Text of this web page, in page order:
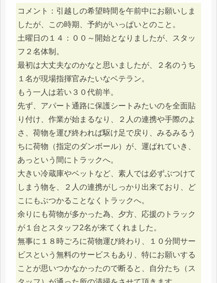
コメント：引越しの希望時間を午前中にお願いしま
したが、この時期、予約がいっぱいとのこと。
土曜日の１４：００～開始となりましたが、スタッ
フ２名体制。
最初は大丈夫なのかなと思いましたが、２名のうち
１名が現場指揮官みたいなベテラン。
もう一人は若い３０代前半。
先ず、アパート通路に保護シートみたいのを全面貼
り付け、作業が始まるなり、２人の連携や手際のよ
さ、荷物を運び終われば駆け足で戻り、みるみるう
ちに荷物（指定のダンボール）が、運ばれていき、
あっという間にトラックへ。
大きい冷蔵庫やベットなど、素人では必ずぶつけて
しまう物を、２人の連携がしっかり出来ており、ど
こにもぶつかることなくトラックへ。
余りにも荷物が多かった為、夕方、応援のトラック
が１台とスタッフ2名が来てくれました。
無事に１８時ごろに荷物運び終わり、１０分間サー
ビスという無料のサービスもあり、特にお願いする
ことが思いつかなかったので断ると、自分たち（ス